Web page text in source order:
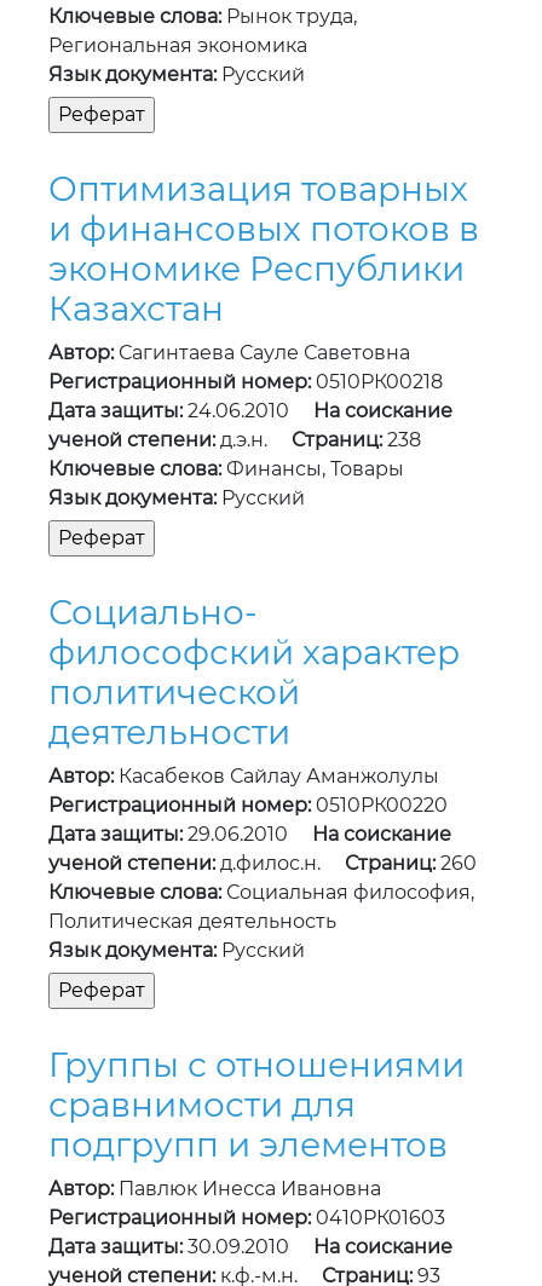
Ключевые слова:Рынок труда,
Региональная экономика
Язык документа:Русский
Оптимизация товарных
и финансовых потоков в
экономике Республики
Казахстан
Автор:Сагинтаева Сауле Саветовна
Регистрационный номер:0510РК00218
Дата защиты:24.06.2010
На соискание
ученой степени:д.э.н. Страниц:238
Ключевые слова:Финансы, Товары
Язык документа:Русский
Социально-
философский характер
политической
деятельности
Автор:Касабеков Сайлау Аманжолулы
Регистрационный номер:0510РК00220
Дата защиты:29.06.2010
На соискание
ученой степени:д.филос.н. Страниц:260
Ключевые слова:Социальная философия,
Политическая деятельность
Язык документа:Русский
Группы с отношениями
сравнимости для
подгрупп и элементов
Автор:Павлюк Инесса Ивановна
Регистрационный номер:0410РК01603
Дата защиты:30.09.2010
На соискание
ученой степени:к.ф.-м.н. Страниц:93